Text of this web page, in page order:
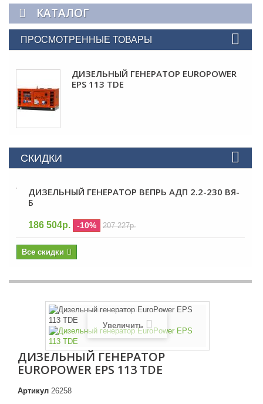
КАТАЛОГ
ПРОСМОТРЕННЫЕ ТОВАРЫ
ДИЗЕЛЬНЫЙ ГЕНЕРАТОР EUROPOWER
EPS 113 TDE
СКИДКИ
ДИЗЕЛЬНЫЙ ГЕНЕРАТОР ВЕПРЬ АДП 2.2-230 ВЯ-
Б
186 504р. -10% 207 227р.
Все скидки
Увеличить
ДИЗЕЛЬНЫЙ ГЕНЕРАТОР
EUROPOWER EPS 113 TDE
Артикул 26258